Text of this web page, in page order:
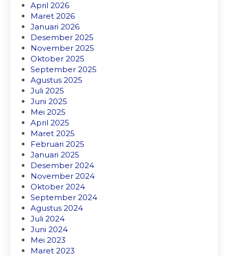
April 2026
Maret 2026
Januari 2026
Desember 2025
November 2025
Oktober 2025
September 2025
Agustus 2025
Juli 2025
Juni 2025
Mei 2025
April 2025
Maret 2025
Februari 2025
Januari 2025
Desember 2024
November 2024
Oktober 2024
September 2024
Agustus 2024
Juli 2024
Juni 2024
Mei 2023
Maret 2023